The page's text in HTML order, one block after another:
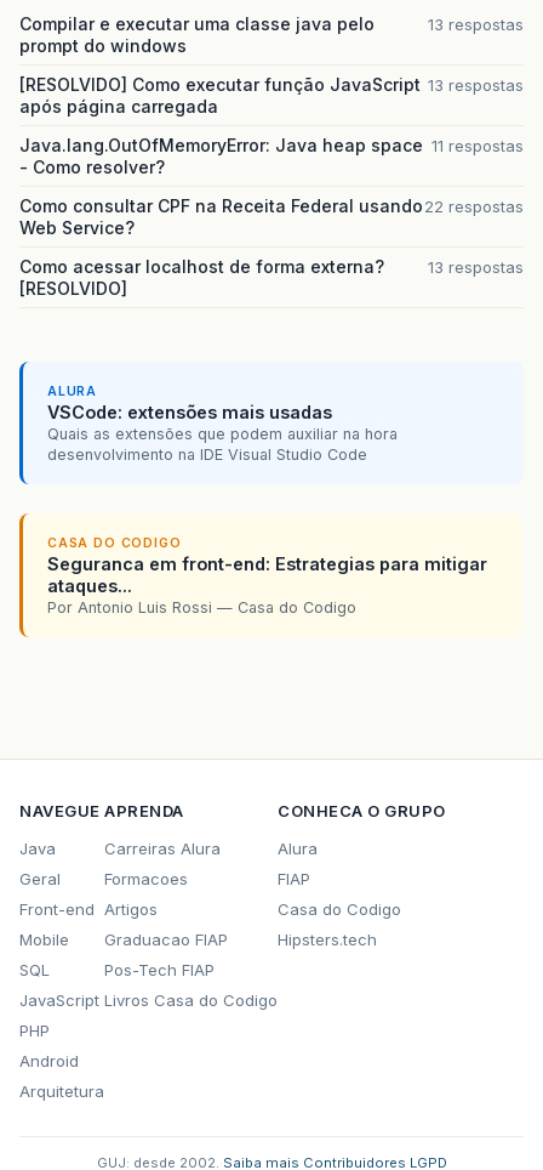
Compilar e executar uma classe java pelo
prompt do windows
13 respostas
[RESOLVIDO] Como executar função JavaScript
após página carregada
13 respostas
Java.lang.OutOfMemoryError: Java heap space
- Como resolver?
11 respostas
Como consultar CPF na Receita Federal usando
Web Service?
22 respostas
Como acessar localhost de forma externa?
[RESOLVIDO]
13 respostas
ALURA
VSCode: extensões mais usadas
Quais as extensões que podem auxiliar na hora
desenvolvimento na IDE Visual Studio Code
CASA DO CODIGO
Seguranca em front-end: Estrategias para mitigar
ataques...
Por Antonio Luis Rossi — Casa do Codigo
NAVEGUE
Java
Geral
Front-end
Mobile
SQL
JavaScript
PHP
Android
Arquitetura
APRENDA
Carreiras Alura
Formacoes
Artigos
Graduacao FIAP
Pos-Tech FIAP
Livros Casa do Codigo
CONHECA O GRUPO
Alura
FIAP
Casa do Codigo
Hipsters.tech
GUJ: desde 2002. Saiba mais Contribuidores LGPD